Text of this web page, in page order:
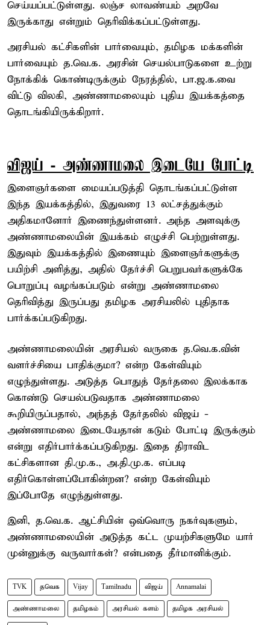
செய்யப்பட்டுள்ளது. லஞ்ச லாவண்யம் அறவே
இருக்காது என்றும் தெரிவிக்கப்பட்டுள்ளது.
அரசியல் கட்சிகளின் பார்வையும், தமிழக மக்களின்
பார்வையும் த.வெ.க. அரசின் செயல்பாடுகளை உற்று
நோக்கிக் கொண்டிருக்கும் நேரத்தில், பா.ஜ.க.வை
விட்டு விலகி, அண்ணாமலையும் புதிய இயக்கத்தை
தொடங்கியிருக்கிறார்.
விஜய் - அண்ணாமலை இடையே போட்டி
இளைஞர்களை மையப்படுத்தி தொடங்கப்பட்டுள்ள
இந்த இயக்கத்தில், இதுவரை 13 லட்சத்துக்கும்
அதிகமானோர் இணைந்துள்ளனர். அந்த அளவுக்கு
அண்ணாமலையின் இயக்கம் எழுச்சி பெற்றுள்ளது.
இதுவும் இயக்கத்தில் இணையும் இளைஞர்களுக்கு
பயிற்சி அளித்து, அதில் தேர்ச்சி பெறுபவர்களுக்கே
பொறுப்பு வழங்கப்படும் என்று அண்ணாமலை
தெரிவித்து இருப்பது தமிழக அரசியலில் புதிதாக
பார்க்கப்படுகிறது.
அண்ணாமலையின் அரசியல் வருகை த.வெ.க.வின்
வளர்ச்சியை பாதிக்குமா? என்ற கேள்வியும்
எழுந்துள்ளது. அடுத்த பொதுத் தேர்தலை இலக்காக
கொண்டு செயல்படுவதாக அண்ணாமலை
கூறியிருப்பதால், அந்தத் தேர்தலில் விஜய் -
அண்ணாமலை இடையேதான் கடும் போட்டி இருக்கும்
என்று எதிர்பார்க்கப்படுகிறது. இதை திராவிட
கட்சிகளான தி.மு.க., அ.தி.மு.க. எப்படி
எதிர்கொள்ளப்போகின்றன? என்ற கேள்வியும்
இப்போதே எழுந்துள்ளது.
இனி, த.வெ.க. ஆட்சியின் ஒவ்வொரு நகர்வுகளும்,
அண்ணாமலையின் அடுத்த கட்ட முயற்சிகளுமே யார்
முன்னுக்கு வருவார்கள்? என்பதை தீர்மானிக்கும்.
TVK தவெக Vijay Tamilnadu விஜய் Annamalai
அண்ணாமலை தமிழகம் அரசியல் களம் தமிழக அரசியல்